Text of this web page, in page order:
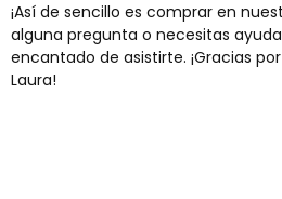
¡Así de sencillo es comprar en
alguna pregunta o necesitas
encantado de asistirte. ¡Gracias
Laura!